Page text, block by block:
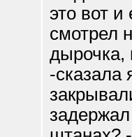
это вот и
смотрел
дырочка,
-сказала